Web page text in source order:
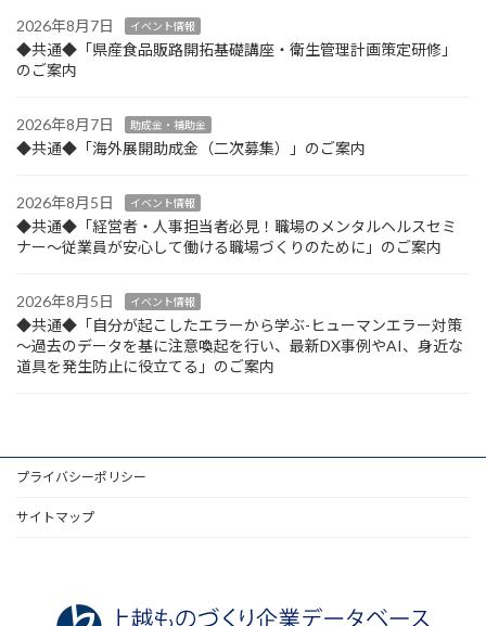
2026年8月7日 イベント情報
◆共通◆「県産食品販路開拓基礎講座・衛生管理計画策定研修」
のご案内
2026年8月7日 助成金・補助金
◆共通◆「海外展開助成金（二次募集）」のご案内
2026年8月5日 イベント情報
◆共通◆「経営者・人事担当者必見！職場のメンタルヘルスセミ
ナー～従業員が安心して働ける職場づくりのために」のご案内
2026年8月5日 イベント情報
◆共通◆「自分が起こしたエラーから学ぶ-ヒューマンエラー対策
～過去のデータを基に注意喚起を行い、最新DX事例やAI、身近な
道具を発生防止に役立てる」のご案内
プライバシーポリシー
サイトマップ